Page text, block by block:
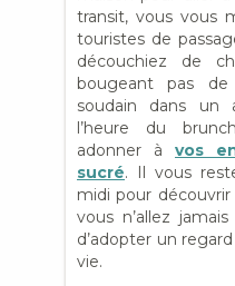
transit, vous vous
touristes de
découchiez de
bougeant pas
soudain dans un
l’heure du
adonner à vos
sucré. Il vous
midi pour
vous n’allez jamais
d’adopter un
vie.